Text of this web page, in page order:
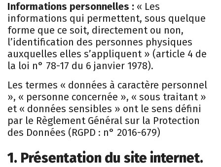
Informations personnelles : « Les
informations qui permettent, sous quelque
forme que ce soit, directement ou non,
l’identification des personnes physiques
auxquelles elles s’appliquent » (article 4 de
la loi n° 78-17 du 6 janvier 1978).
Les termes « données à caractère personnel
», « personne concernée », « sous traitant »
et « données sensibles » ont le sens défini
par le Règlement Général sur la Protection
des Données (RGPD : n° 2016-679)
1. Présentation du site internet.